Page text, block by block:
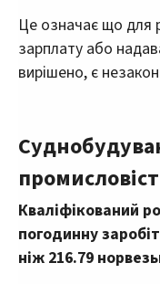
Це означає що для
зарплату або
вирішено, є
Кваліфікований
погодинну
ніж 216.79